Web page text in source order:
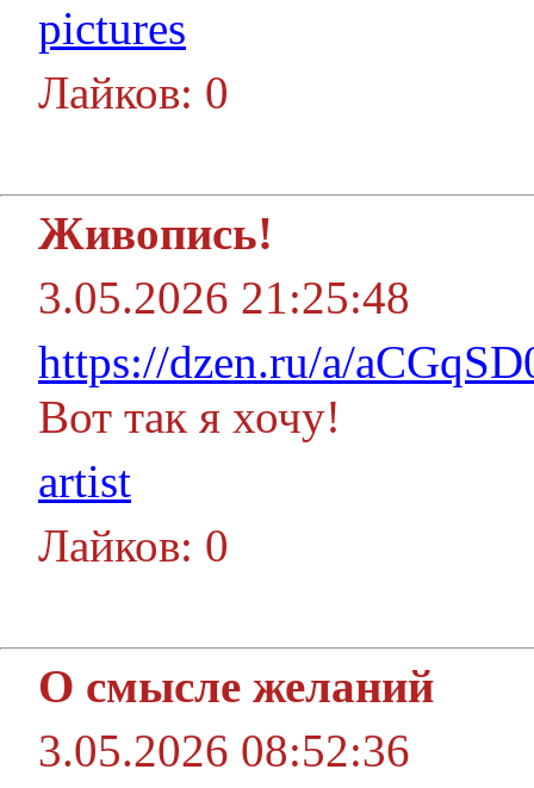
pictures
Лайков: 0
Живопись!
3.05.2026 21:25:48
https://dzen.ru/a/
Вот так я хочу!
artist
Лайков: 0
О смысле желаний
3.05.2026 08:52:36